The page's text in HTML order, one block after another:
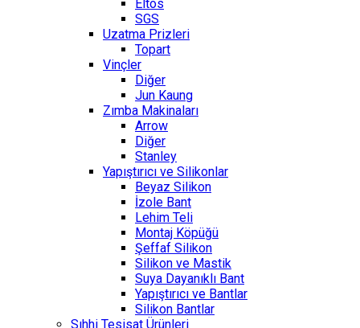
Eltos
SGS
Uzatma Prizleri
Topart
Vinçler
Diğer
Jun Kaung
Zımba Makinaları
Arrow
Diğer
Stanley
Yapıştırıcı ve Silikonlar
Beyaz Silikon
İzole Bant
Lehim Teli
Montaj Köpüğü
Şeffaf Silikon
Silikon ve Mastik
Suya Dayanıklı Bant
Yapıştırıcı ve Bantlar
Silikon Bantlar
Sıhhi Tesisat Ürünleri